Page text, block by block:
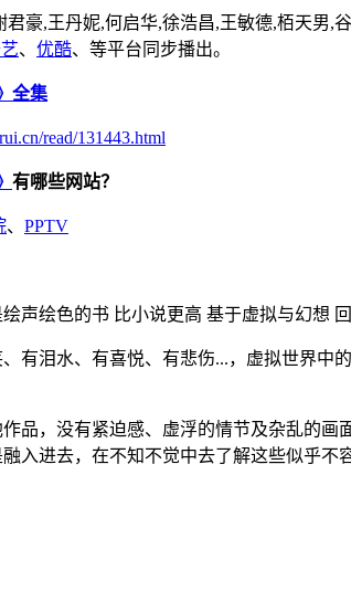
豪,王丹妮,何启华,徐浩昌,王敏德,栢天男
、 优酷、等平台同步播出。
全集
read/131443.html
有哪些网站？
、 PPTV
声绘色的书 比小说更高 基于虚拟与幻想
有泪水、有喜悦、有悲伤...，虚拟世界
品，没有紧迫感、虚浮的情节及杂乱的
入进去，在不知不觉中去了解这些似乎